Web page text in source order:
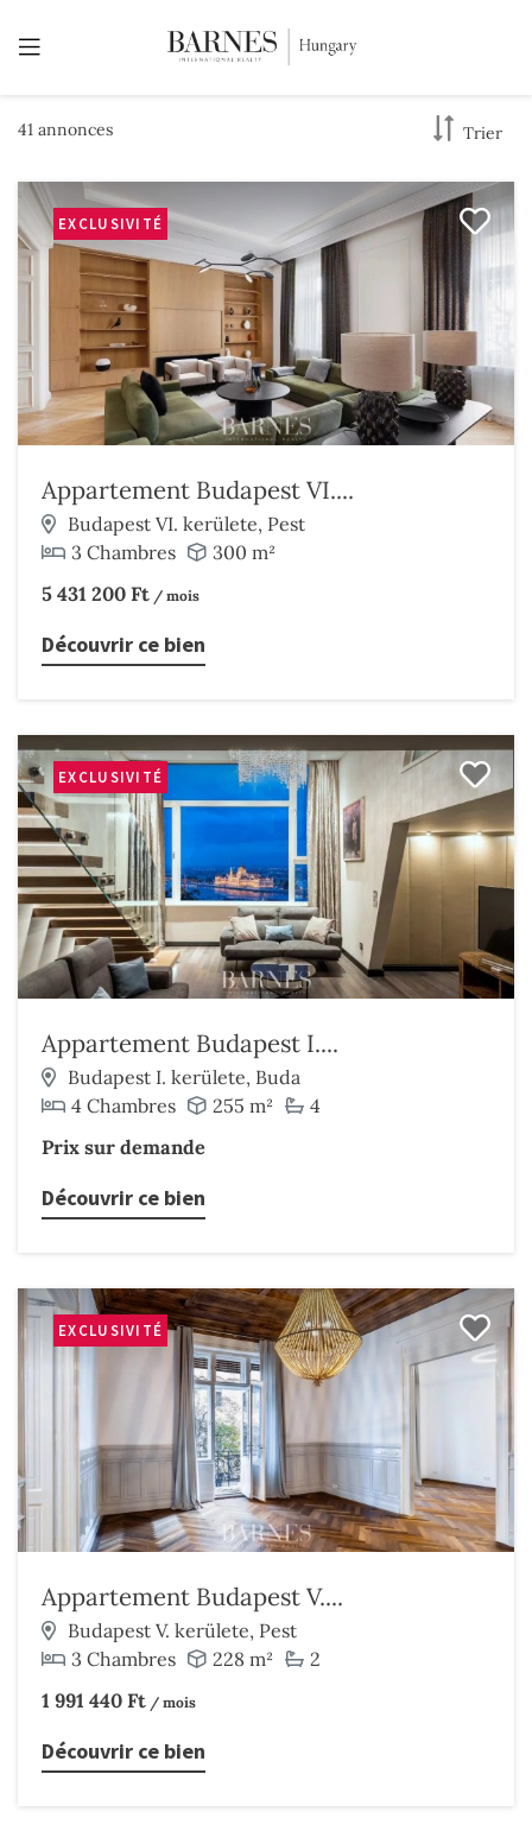
41 annonces Trier
EXCLUSIVITÉ
Appartement Budapest VI....
Budapest VI. kerülete, Pest
3 Chambres
300 m²
5 431 200 Ft / mois
Découvrir ce bien
EXCLUSIVITÉ
Appartement Budapest I....
Budapest I. kerülete, Buda
4 Chambres
255 m²
4
Prix sur demande
Découvrir ce bien
EXCLUSIVITÉ
Appartement Budapest V....
Budapest V. kerülete, Pest
3 Chambres
228 m²
2
1 991 440 Ft / mois
Découvrir ce bien